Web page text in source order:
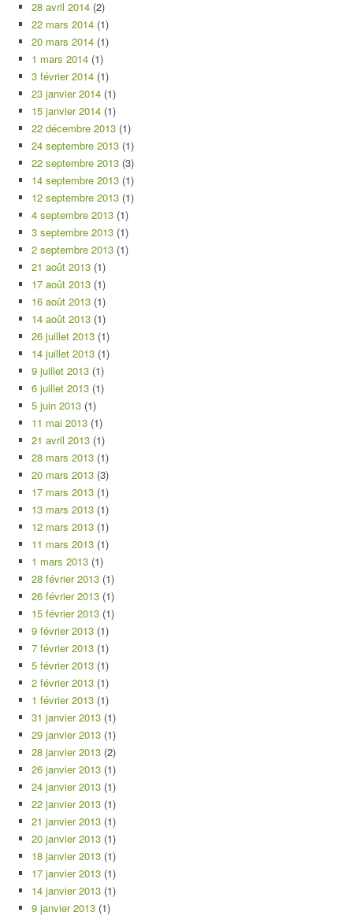
28 avril 2014 (2)
22 mars 2014 (1)
20 mars 2014 (1)
1 mars 2014 (1)
3 février 2014 (1)
23 janvier 2014 (1)
15 janvier 2014 (1)
22 décembre 2013 (1)
24 septembre 2013 (1)
22 septembre 2013 (3)
14 septembre 2013 (1)
12 septembre 2013 (1)
4 septembre 2013 (1)
3 septembre 2013 (1)
2 septembre 2013 (1)
21 août 2013 (1)
17 août 2013 (1)
16 août 2013 (1)
14 août 2013 (1)
26 juillet 2013 (1)
14 juillet 2013 (1)
9 juillet 2013 (1)
6 juillet 2013 (1)
5 juin 2013 (1)
11 mai 2013 (1)
21 avril 2013 (1)
28 mars 2013 (1)
20 mars 2013 (3)
17 mars 2013 (1)
13 mars 2013 (1)
12 mars 2013 (1)
11 mars 2013 (1)
1 mars 2013 (1)
28 février 2013 (1)
26 février 2013 (1)
15 février 2013 (1)
9 février 2013 (1)
7 février 2013 (1)
5 février 2013 (1)
2 février 2013 (1)
1 février 2013 (1)
31 janvier 2013 (1)
29 janvier 2013 (1)
28 janvier 2013 (2)
26 janvier 2013 (1)
24 janvier 2013 (1)
22 janvier 2013 (1)
21 janvier 2013 (1)
20 janvier 2013 (1)
18 janvier 2013 (1)
17 janvier 2013 (1)
14 janvier 2013 (1)
9 janvier 2013 (1)